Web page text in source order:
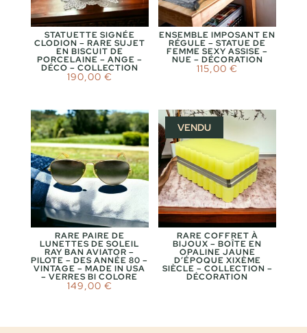
STATUETTE SIGNÉE
CLODION – RARE SUJET
EN BISCUIT DE
PORCELAINE – ANGE –
DÉCO – COLLECTION
190,00 €
ENSEMBLE IMPOSANT EN
RÉGULE – STATUE DE
FEMME SEXY ASSISE –
NUE – DÉCORATION
115,00€
RARE PAIRE DE
LUNETTES DE SOLEIL
RAY BAN AVIATOR –
PILOTE – DES ANNÉE 80 –
VINTAGE – MADE IN USA
– VERRES BI COLORE
149,00 €
VENDU
RARE COFFRET À
BIJOUX – BOÎTE EN
OPALINE JAUNE
D’ÉPOQUE XIXÈME
SIÈCLE – COLLECTION –
DÉCORATION